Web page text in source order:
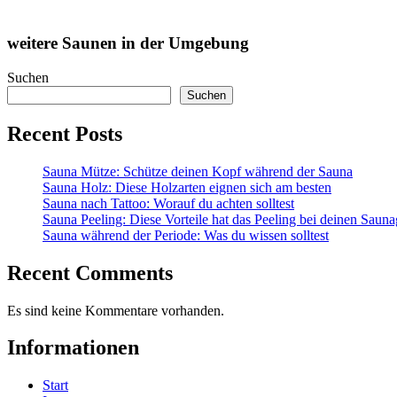
weitere Saunen in der Umgebung
Suchen
Suchen
Recent Posts
Sauna Mütze: Schütze deinen Kopf während der Sauna
Sauna Holz: Diese Holzarten eignen sich am besten
Sauna nach Tattoo: Worauf du achten solltest
Sauna Peeling: Diese Vorteile hat das Peeling bei deinen
Sauna während der Periode: Was du wissen solltest
Recent Comments
Es sind keine Kommentare vorhanden.
Informationen
Start